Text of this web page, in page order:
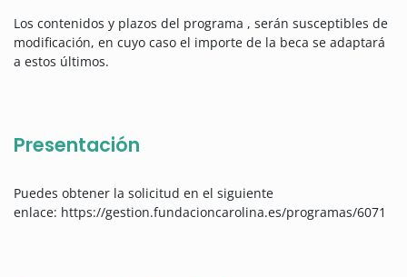
Los contenidos y plazos del programa , serán susceptibles de
modificación, en cuyo caso el importe de la beca se adaptará
a estos últimos.
Presentación
Puedes obtener la solicitud en el siguiente
enlace: https://gestion.fundacioncarolina.es/programas/6071